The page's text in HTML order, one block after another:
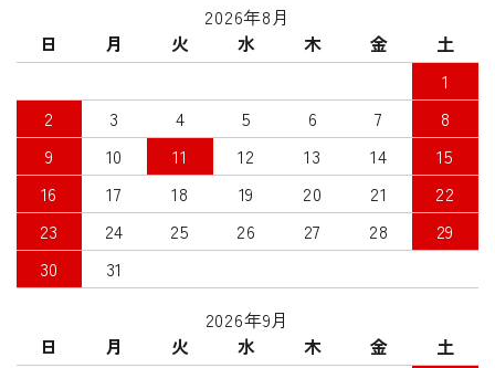
2026年8月
日
月 火 水 木 金
土
1
2
3 4 5 6 7
8
9
10 11 12 13 14
15
16
17 18 19 20 21
22
23
24 25 26 27 28
29
30
31
2026年9月
日
月 火 水 木 金
土